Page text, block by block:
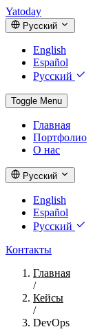
Yatoday
Русский
English
Español
Русский
Toggle Menu
Главная
Портфолио
О нас
Русский
English
Español
Русский
Контакты
Главная
/
Кейсы
/
DevOps